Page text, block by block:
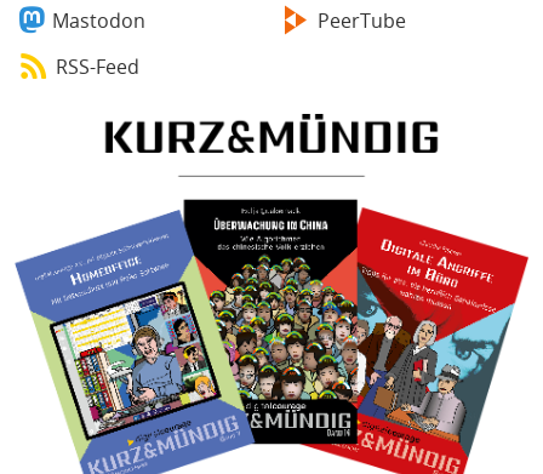
Mastodon
PeerTube
RSS-Feed